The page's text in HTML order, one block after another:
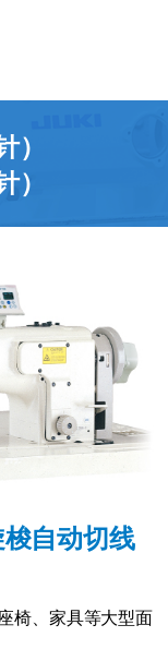
自动切线
椅、家具等大型面